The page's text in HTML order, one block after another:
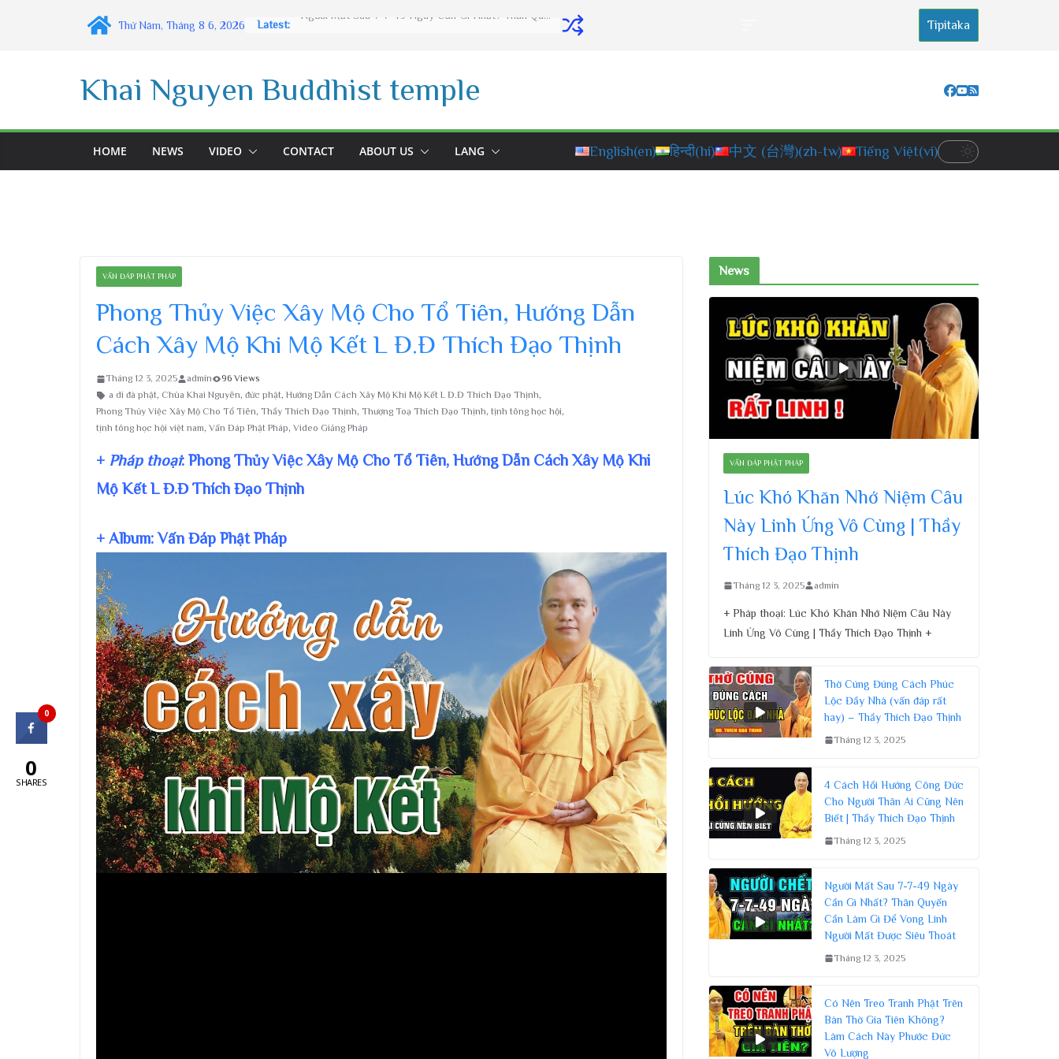
Thứ Năm, Tháng 8 6, 2026 Latest: Tipitaka
Khai Nguyen Buddhist temple
HOME NEWS VIDEO CONTACT ABOUT US LANG English(en) हिन्दी(hi) 中文 (台灣)(zh-tw) Tiếng Việt(vi)
VẤN ĐÁP PHẬT PHÁP
Phong Thủy Việc Xây Mộ Cho Tổ Tiên, Hướng Dẫn
Cách Xây Mộ Khi Mộ Kết L Đ.Đ Thích Đạo Thịnh
Tháng 12 3, 2025 admin
96 Views
a di đà phật, Chùa Khai Nguyên, đức phật, Hướng Dẫn Cách Xây Mộ Khi Mộ Kết L Đ.Đ Thích Đạo Thịnh,
Phong Thủy Việc Xây Mộ Cho Tổ Tiên, Thầy Thích Đạo Thịnh, Thượng Toạ Thích Đạo Thịnh, tịnh tông học hội,
tịnh tông học hội việt nam, Vấn Đáp Phật Pháp, Video Giảng Pháp
+ Pháp thoại: Phong Thủy Việc Xây Mộ Cho Tổ Tiên, Hướng Dẫn Cách Xây Mộ Khi
Mộ Kết L Đ.Đ Thích Đạo Thịnh
+ Album: Vấn Đáp Phật Pháp
News
VẤN ĐÁP PHẬT PHÁP
Lúc Khó Khăn Nhớ Niệm Câu
Này Linh Ứng Vô Cùng | Thầy
Thích Đạo Thịnh
Tháng 12 3, 2025 admin
+ Pháp thoại: Lúc Khó Khăn Nhớ Niệm Câu Này
Linh Ứng Vô Cùng | Thầy Thích Đạo Thịnh +
Thờ Cúng Đúng Cách Phúc
Lộc Đầy Nhà (vấn đáp rất
hay) – Thầy Thích Đạo Thịnh
Tháng 12 3, 2025
4 Cách Hồi Hướng Công Đức
Cho Người Thân Ai Cũng Nên
Biết | Thầy Thích Đạo Thịnh
Tháng 12 3, 2025
Người Mất Sau 7-7-49 Ngày
Cần Gì Nhất? Thân Quyến
Cần Làm Gì Để Vong Linh
Người Mất Được Siêu Thoát
Tháng 12 3, 2025
Có Nên Treo Tranh Phật Trên
Bàn Thờ Gia Tiên Không?
Làm Cách Này Phước Đức
Vô Lượng
0
0
SHARES